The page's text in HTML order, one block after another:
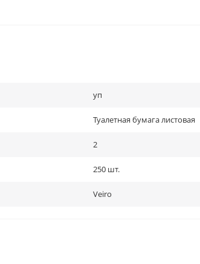
уп
Туалетная бумага листовая
2
250 шт.
Veiro